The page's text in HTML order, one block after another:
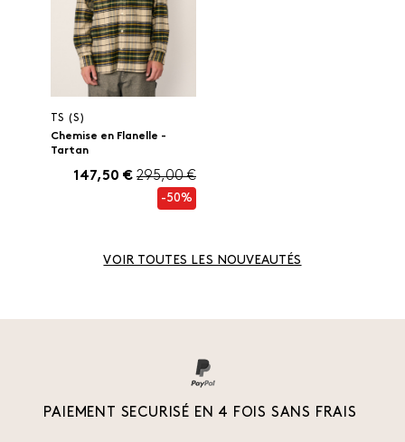
TS (S)
Chemise en Flanelle -
Tartan
147,50 € 295,00 €
-50%
VOIR TOUTES LES NOUVEAUTÉS
PAIEMENT SECURISÉ EN 4 FOIS SANS FRAIS